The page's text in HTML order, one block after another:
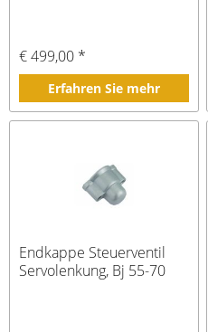
€ 499,00 *
Erfahren Sie mehr
Endkappe Steuerventil
Servolenkung, Bj 55-70